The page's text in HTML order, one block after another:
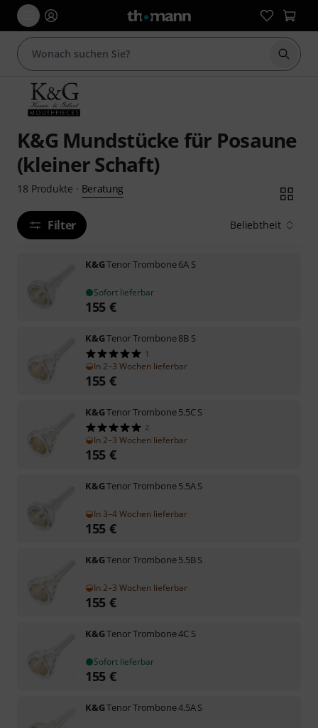
Suche
K&G Mundstücke für Posaune
(kleiner Schaft)
18 Produkte · Beratung
Filter Beliebtheit
K&GTenor Trombone 6A S
Sofort lieferbar
155 €
K&GTenor Trombone 8B S
1
In 2–3 Wochen lieferbar
155 €
K&GTenor Trombone 5.5C S
2
In 2–3 Wochen lieferbar
155 €
K&GTenor Trombone 5.5A S
In 3–4 Wochen lieferbar
155 €
K&GTenor Trombone 5.5B S
In 2–3 Wochen lieferbar
155 €
K&GTenor Trombone 4C S
Sofort lieferbar
155 €
K&GTenor Trombone 4.5A S